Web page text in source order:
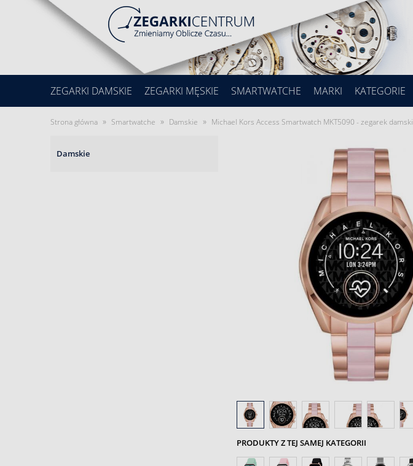
ZEGARKI DAMSKIE ZEGARKI MĘSKIE SMARTWATCHE MARKI KATEGORIE
Strona główna » Smartwatche » Damskie » Michael Kors Access Smartwatch MKT5090 - zegarek damski
Damskie
PRODUKTY Z TEJ SAMEJ KATEGORII